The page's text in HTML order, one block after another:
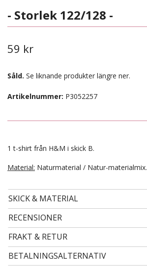
- Storlek 122/128 -
59 kr
Såld. Se liknande produkter längre ner.
Artikelnummer: P3052257
1 t-shirt från H&M i skick B.
Material: Naturmaterial / Natur-materialmix.
SKICK & MATERIAL
RECENSIONER
FRAKT & RETUR
BETALNINGSALTERNATIV